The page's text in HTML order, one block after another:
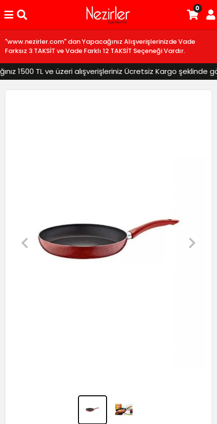
"www.nezirler.com" dan Yapacağınız Alışverişlerinizde Vade
Farksız 3 TAKSİT ve Vade Farklı 12 TAKSİT Seçeneği Vardır.
1500 TL ve üzeri alışverişleriniz Ücretsiz Kargo şeklinde
0